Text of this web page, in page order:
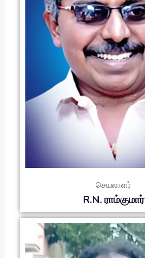
செயலாளர்
R.N. ராம்குமார்